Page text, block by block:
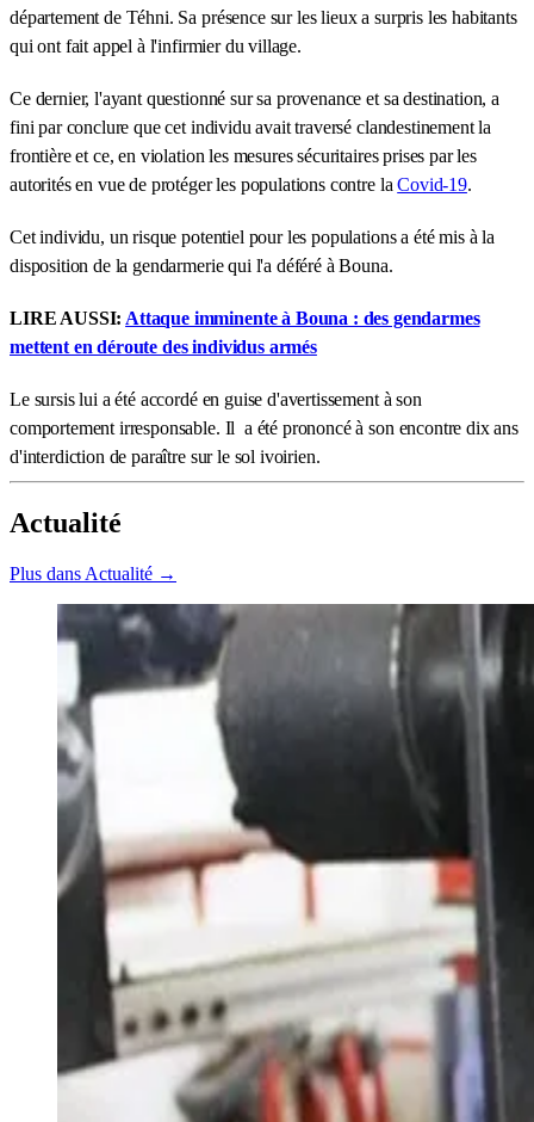
département de Téhni. Sa présence sur les lieux a surpris les habitants
qui ont fait appel à l'infirmier du village.
Ce dernier, l'ayant questionné sur sa provenance et sa destination, a
fini par conclure que cet individu avait traversé clandestinement la
frontière et ce, en violation les mesures sécuritaires prises par les
autorités en vue de protéger les populations contre laCovid-19.
Cet individu, un risque potentiel pour les populations a été mis à la
disposition de la gendarmerie qui l'a déféré à Bouna.
LIRE AUSSI: Attaque imminente à Bouna : des gendarmes
mettent en déroute des individus armés
Le sursis lui a été accordé en guise d'avertissement à son
comportement irresponsable. Il a été prononcé à son encontre dix ans
d'interdiction de paraître sur le sol ivoirien.
Actualité
Plus dans Actualité →